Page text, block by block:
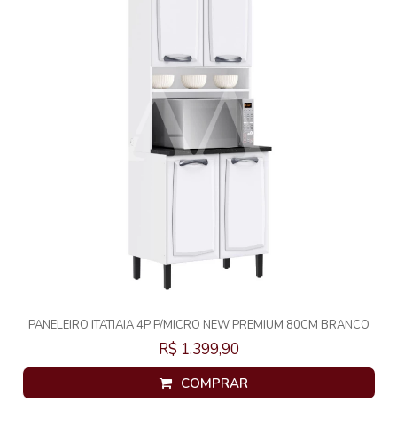
PANELEIRO ITATIAIA 4P P/MICRO NEW PREMIUM 80CM BRANCO
R$ 1.399,90
COMPRAR